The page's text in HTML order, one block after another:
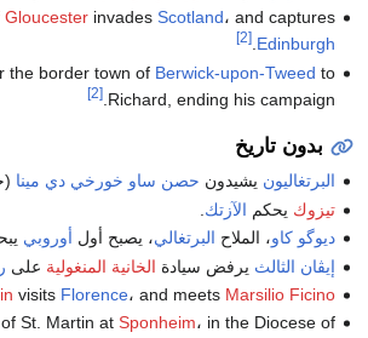
Gloucesterinvades Scotland، and captures
Edinburgh
.
[2]
the border town of Berwick-upon-Tweed to
Richard, ending his campaign.
[2]
بدون تاريخ
البرتغاليون يشيدون حصن ساو خورخي دي مينا
تيزوك يحكم الآزتك
ديوگو كاو، الملاح البرتغالي، يصبح أول أوروبي
إيڤان الثالث يرفض سيادة الخانية المنغولية على
visits Florence، and meets Marsilio Ficino
St. Martin at Sponheim، in the Diocese of